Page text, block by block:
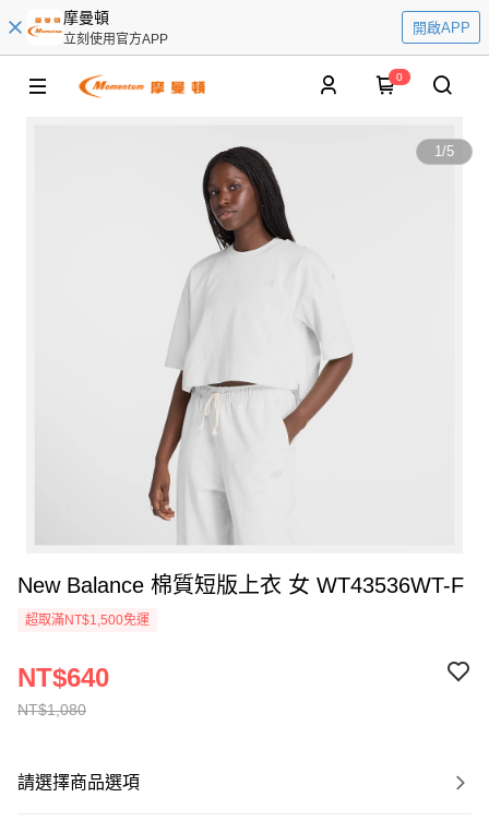
摩曼頓
立刻使用官方APP
開啟APP
0
1/5
New Balance 棉質短版上衣 女 WT43536WT-F
超取滿NT$1,500免運
NT$1,080
NT$640
請選擇商品選項